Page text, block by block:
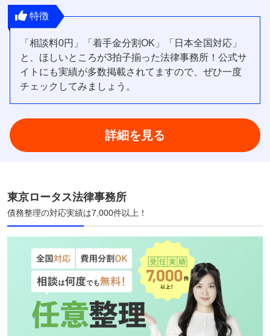
特徴
「相談料0円」「着手金分割OK」「日本全国対応」
と、ほしいところが3拍子揃った法律事務所！公式サ
イトにも実績が多数掲載されてますので、ぜひ一度
チェックしてみましょう。
詳細を見る
東京ロータス法律事務所
債務整理の対応実績は7,000件以上！